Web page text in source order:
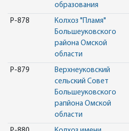
образования
Р-878
Колхоз "Пламя"
Большеуковского
района Омской
области
Р-879
Верхнеуковский
сельский Совет
Большеуковского
рапйона Омской
области